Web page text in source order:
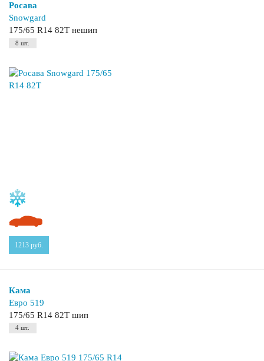
Росава
Snowgard
175/65 R14 82T нешип
8 шт.
1213 руб.
Кама
Евро 519
175/65 R14 82T шип
4 шт.